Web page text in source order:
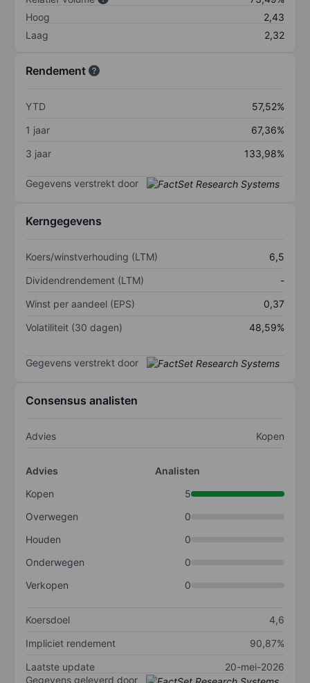
Hoog
2,43
Laag
2,32
Rendement
YTD
57,52%
1 jaar
67,36%
3 jaar
133,98%
Gegevens verstrekt door
Kerngegevens
Koers/winstverhouding (LTM)
6,5
Dividendrendement (LTM)
-
Winst per aandeel (EPS)
0,37
Volatiliteit (30 dagen)
48,59%
Gegevens verstrekt door
Consensus analisten
Advies Kopen
Advies
Analisten
Kopen
5
Overwegen
0
Houden
0
Onderwegen
0
Verkopen
0
Koersdoel
4,6
Impliciet rendement
90,87%
Laatste update
20-mei-2026
Gegevens geleverd door